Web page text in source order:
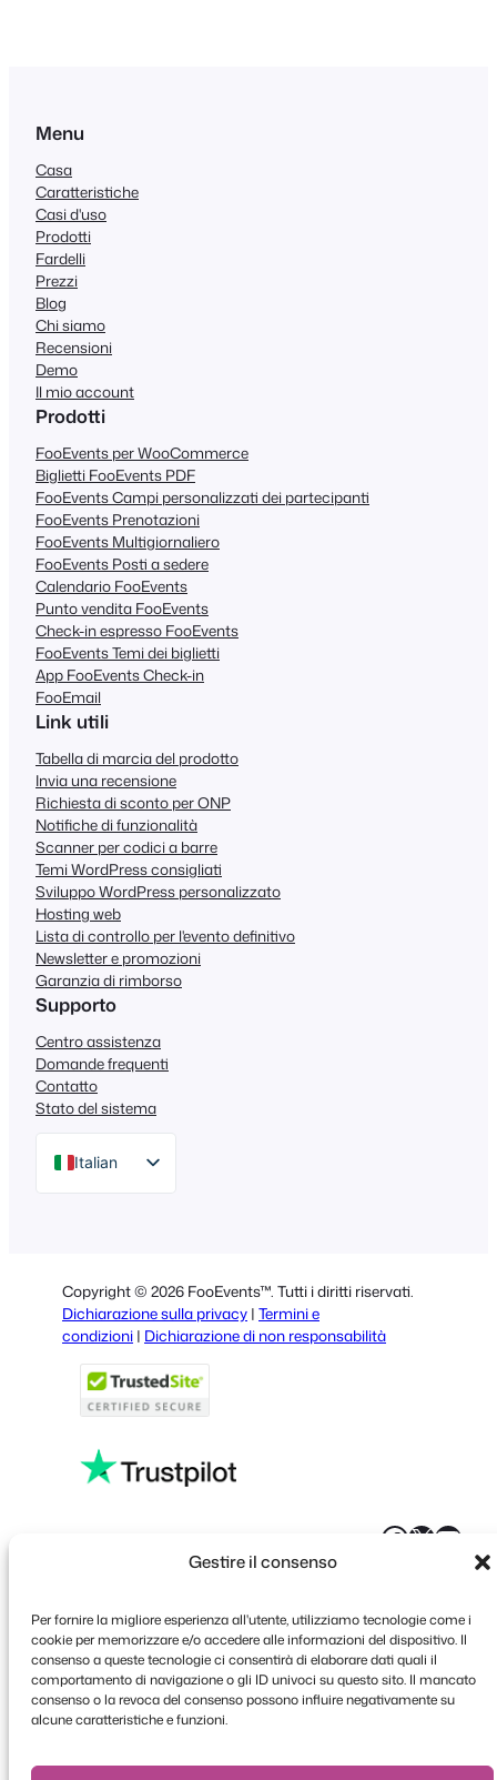
Gestire il consenso
Per fornire la migliore esperienza all'utente, utilizziamo tecnologie come i
cookie per memorizzare e/o accedere alle informazioni del dispositivo. Il
consenso a queste tecnologie ci consentirà di elaborare dati quali il
comportamento di navigazione o gli ID univoci su questo sito. Il mancato
consenso o la revoca del consenso possono influire negativamente su
alcune caratteristiche e funzioni.
Menu
Casa
Caratteristiche
Casi d'uso
Prodotti
Fardelli
Prezzi
Blog
Chi siamo
Recensioni
Demo
Il mio account
Prodotti
FooEvents per WooCommerce
Biglietti FooEvents PDF
FooEvents Campi personalizzati dei partecipanti
FooEvents Prenotazioni
FooEvents Multigiornaliero
FooEvents Posti a sedere
Calendario FooEvents
Punto vendita FooEvents
Check-in espresso FooEvents
FooEvents Temi dei biglietti
App FooEvents Check-in
FooEmail
Link utili
Tabella di marcia del prodotto
Invia una recensione
Richiesta di sconto per ONP
Notifiche di funzionalità
Scanner per codici a barre
Temi WordPress consigliati
Sviluppo WordPress personalizzato
Hosting web
Lista di controllo per l'evento definitivo
Newsletter e promozioni
Garanzia di rimborso
Supporto
Centro assistenza
Domande frequenti
Contatto
Stato del sistema
Italian
English
Spanish
Portuguese
French
Polish
Greek
Copyright © 2026 FooEvents™. Tutti i diritti riservati.
Dichiarazione sulla privacy | Termini e
condizioni | Dichiarazione di non responsabilità
X